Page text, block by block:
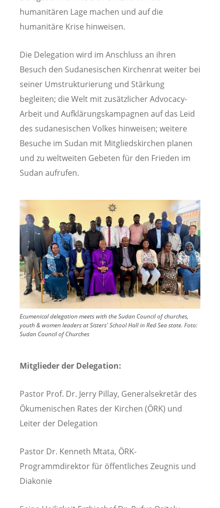
humanitären Lage machen und auf die
humanitäre Krise hinweisen.
Die Delegation wird im Anschluss an ihren
Besuch den Sudanesischen Kirchenrat weiter bei
seiner Umstrukturierung und Stärkung
begleiten; die Welt mit zusätzlicher Advocacy-
Arbeit und Aufklärungskampagnen auf das Leid
des sudanesischen Volkes hinweisen; weitere
Besuche im Sudan mit Mitgliedskirchen planen
und zu weltweiten Gebeten für den Frieden im
Sudan aufrufen.
Image
Ecumenical delegation meets with the Sudan Council of churches,
youth & women leaders at Sisters' School Hall in Red Sea state. Foto:
Sudan Council of Churches
Mitglieder der Delegation:
Pastor Prof. Dr. Jerry Pillay, Generalsekretär des
Ökumenischen Rates der Kirchen (ÖRK) und
Leiter der Delegation
Pastor Dr. Kenneth Mtata, ÖRK-
Programmdirektor für öffentliches Zeugnis und
Diakonie